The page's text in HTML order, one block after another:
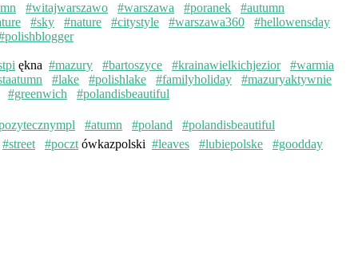
#witajwarszawo #warszawa #poranek
#autumn
#sky #nature #citystyle #warszawa360
#hellowensday
ękna #mazury #bartoszyce #krainawielkichjezior
#warmia
#lake #polishlake #familyholiday
#mazuryaktywnie
#greenwich #polandisbeautiful
#atumn #poland
#polandisbeautiful
#street #poczt ówkazpolski #leaves #lubiepolske
#goodday